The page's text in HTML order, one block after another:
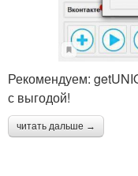
Рекомендуем:
с выгодой!
читать дальше →